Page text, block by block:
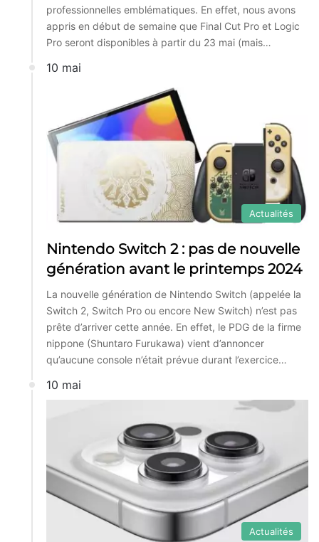
professionnelles emblématiques. En effet, nous avons
appris en début de semaine que Final Cut Pro et Logic
Pro seront disponibles à partir du 23 mai (mais…
10 mai
Actualités
Nintendo Switch 2 : pas de nouvelle
génération avant le printemps 2024
La nouvelle génération de Nintendo Switch (appelée la
Switch 2, Switch Pro ou encore New Switch) n’est pas
prête d’arriver cette année. En effet, le PDG de la firme
nippone (Shuntaro Furukawa) vient d’annoncer
qu’aucune console n’était prévue durant l’exercice…
10 mai
Actualités